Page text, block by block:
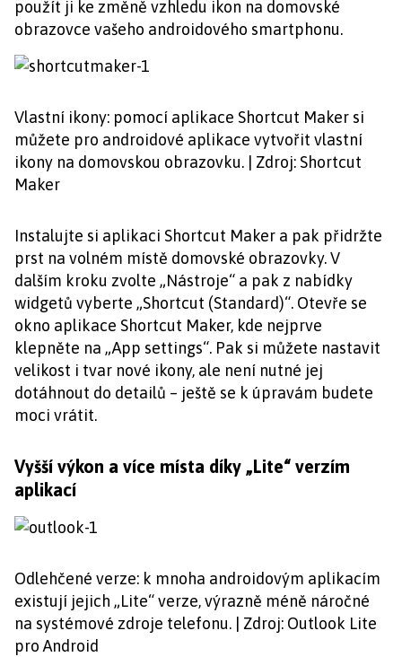
použít ji ke změně vzhledu ikon na domovské
obrazovce vašeho androidového smartphonu.
Vlastní ikony: pomocí aplikace Shortcut Maker si
můžete pro androidové aplikace vytvořit vlastní
ikony na domovskou obrazovku. | Zdroj: Shortcut
Maker
Instalujte si aplikaci Shortcut Maker a pak přidržte
prst na volném místě domovské obrazovky. V
dalším kroku zvolte „Nástroje“ a pak z nabídky
widgetů vyberte „Shortcut (Standard)“. Otevře se
okno aplikace Shortcut Maker, kde nejprve
klepněte na „App settings“. Pak si můžete nastavit
velikost i tvar nové ikony, ale není nutné jej
dotáhnout do detailů – ještě se k úpravám budete
moci vrátit.
Vyšší výkon a více místa díky „Lite“ verzím
aplikací
Odlehčené verze: k mnoha androidovým aplikacím
existují jejich „Lite“ verze, výrazně méně náročné
na systémové zdroje telefonu. | Zdroj: Outlook Lite
pro Android